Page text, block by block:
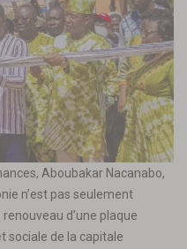
Aboubakar Nacanabo,
n’est pas seulement
d’une plaque
sociale de la capitale